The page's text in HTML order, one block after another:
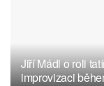
Jiří Mádl o roli
improvizaci